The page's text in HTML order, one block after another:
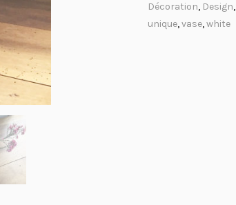
Décoration, Design,
unique,vase,white